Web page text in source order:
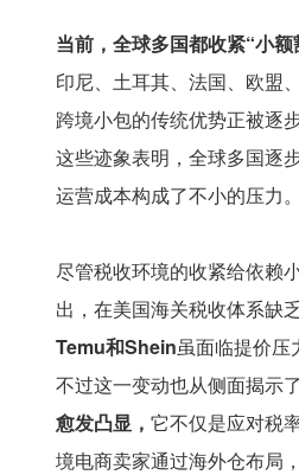
当前， 全球多国都收紧“小额
印尼、土耳其、法国、欧盟
跨境小包的传统优势正被逐步
这些迹象表明，全球多国逐
运营成本构成了不小的压力。
尽管税收环境的收紧给依赖
出，在美国海关税收体系缺
Temu和Shein虽面临提价压
不过这一变动也从侧面揭示了
愈发凸显， 它不仅是应对税
境电商卖家通过海外仓布局